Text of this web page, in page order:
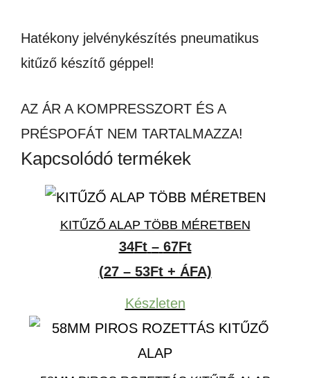
Hatékony jelvénykészítés pneumatikus
kitűző készítő géppel!
AZ ÁR A KOMPRESSZORT ÉS A
PRÉSPOFÁT NEM TARTALMAZZA!
Kapcsolódó termékek
KITŰZŐ ALAP TÖBB MÉRETBEN
34Ft – 67FtÁrtartomány:
34Ft
67Ft
(27 – 53Ft + ÁFA)
Készleten